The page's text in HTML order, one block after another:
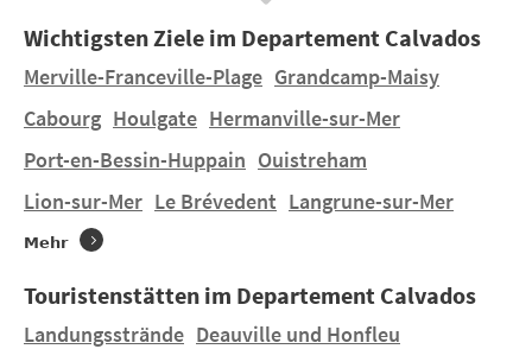
denen im Zweiten Weltkrieg die alliierten Truppen
landeten.
Urlaub im Calvados, das heißt auch, Honfleur und
seinen Hafen zu entdecken. Die Stadt hat so manchen
Künstler inspiriert.
Während IhrerFerien auf dem Campingplatz im
Calvados
und seine Villen, das
Mémorial de
Tapisserie als bekannteste Sehenswürdigkeiten des
Departements.
Wichtigsten Ziele im Departement Calvados
Merville-Franceville-Plage Grandcamp-Maisy
Cabourg Houlgate Hermanville-sur-Mer
Port-en-Bessin-Huppain Ouistreham
Lion-sur-Mer Le Brévedent Langrune-sur-Mer
Mehr
Touristenstätten im Departement Calvados
Landungsstrände Deauville und Honfleu